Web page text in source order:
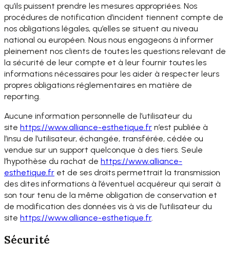
qu’ils puissent prendre les mesures appropriées. Nos
procédures de notification d’incident tiennent compte de
nos obligations légales, qu’elles se situent au niveau
national ou européen. Nous nous engageons à informer
pleinement nos clients de toutes les questions relevant de
la sécurité de leur compte et à leur fournir toutes les
informations nécessaires pour les aider à respecter leurs
propres obligations réglementaires en matière de
reporting.
Aucune information personnelle de l’utilisateur du
site https://www.alliance-esthetique.fr n’est publiée à
l’insu de l’utilisateur, échangée, transférée, cédée ou
vendue sur un support quelconque à des tiers. Seule
l’hypothèse du rachat de https://www.alliance-
esthetique.fr et de ses droits permettrait la transmission
des dites informations à l’éventuel acquéreur qui serait à
son tour tenu de la même obligation de conservation et
de modification des données vis à vis de l’utilisateur du
site https://www.alliance-esthetique.fr.
Sécurité